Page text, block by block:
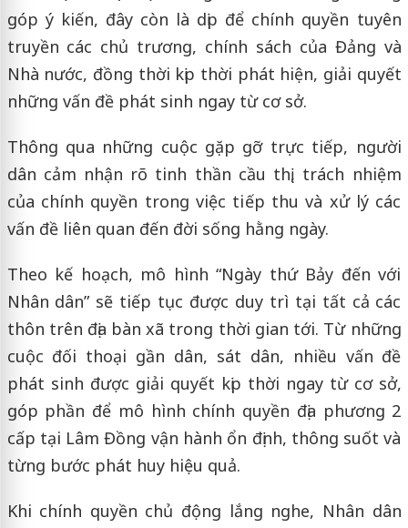
góp ý kiến, đây còn là dịp để chính quyền tuyên
truyền các chủ trương, chính sách của Đảng và
Nhà nước, đồng thời kịp thời phát hiện, giải quyết
những vấn đề phát sinh ngay từ cơ sở.
Thông qua những cuộc gặp gỡ trực tiếp, người
dân cảm nhận rõ tinh thần cầu thị, trách nhiệm
của chính quyền trong việc tiếp thu và xử lý các
vấn đề liên quan đến đời sống hằng ngày.
Theo kế hoạch, mô hình “Ngày thứ Bảy đến với
Nhân dân” sẽ tiếp tục được duy trì tại tất cả các
thôn trên địa bàn xã trong thời gian tới. Từ những
cuộc đối thoại gần dân, sát dân, nhiều vấn đề
phát sinh được giải quyết kịp thời ngay từ cơ sở,
góp phần để mô hình chính quyền địa phương 2
cấp tại Lâm Đồng vận hành ổn định, thông suốt và
từng bước phát huy hiệu quả.
Khi chính quyền chủ động lắng nghe, Nhân dân